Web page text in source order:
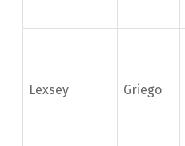
Lexsey Griego